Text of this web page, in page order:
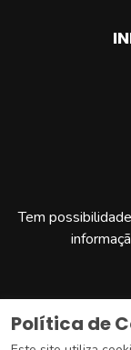
Política de
Tem